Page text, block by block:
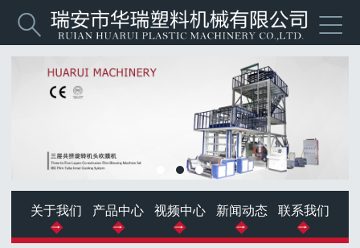


关于我们 产品中心 视频中心 新闻动态 联系我们